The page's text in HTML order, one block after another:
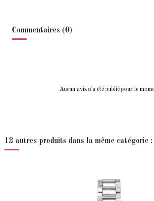
Commentaires (0)
Aucun avis n'a été publié pour le
12 autres produits dans la même catégorie :